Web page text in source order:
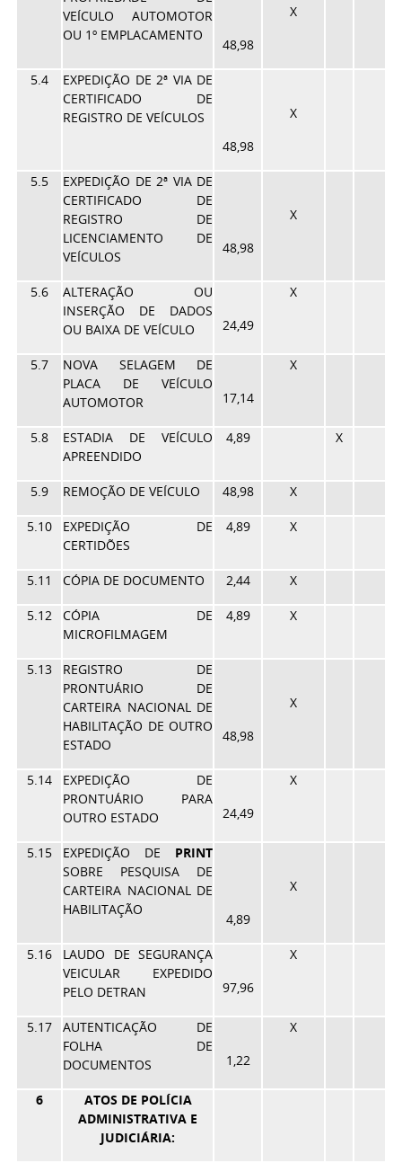
VEÍCULO AUTOMOTOR
OU 1º EMPLACAMENTO
48,98
X
5.4
EXPEDIÇÃO DE 2ª VIA DE
CERTIFICADO DE
REGISTRO DE VEÍCULOS
48,98
X
5.5
EXPEDIÇÃO DE 2ª VIA DE
CERTIFICADO DE
REGISTRO DE
LICENCIAMENTO DE
VEÍCULOS
48,98
X
5.6
ALTERAÇÃO OU
INSERÇÃO DE DADOS
OU BAIXA DE VEÍCULO
24,49
X
5.7
NOVA SELAGEM DE
PLACA DE VEÍCULO
AUTOMOTOR
17,14
X
5.8
ESTADIA DE VEÍCULO
APREENDIDO
4,89 X
5.9 REMOÇÃO DE VEÍCULO 48,98 X
5.10
EXPEDIÇÃO DE
CERTIDÕES
4,89 X
5.11 CÓPIA DE DOCUMENTO 2,44 X
5.12
CÓPIA DE
MICROFILMAGEM
4,89 X
5.13
REGISTRO DE
PRONTUÁRIO DE
CARTEIRA NACIONAL DE
HABILITAÇÃO DE OUTRO
ESTADO
48,98
X
5.14
EXPEDIÇÃO DE
PRONTUÁRIO PARA
OUTRO ESTADO
24,49
X
5.15 EXPEDIÇÃO DE PRINT
SOBRE PESQUISA DE
CARTEIRA NACIONAL DE
HABILITAÇÃO
4,89
X
5.16
LAUDO DE SEGURANÇA
VEICULAR EXPEDIDO
PELO DETRAN
97,96
X
5.17
AUTENTICAÇÃO DE
FOLHA DE
DOCUMENTOS
1,22
X
6
ATOS DE POLÍCIA
ADMINISTRATIVA E
JUDICIÁRIA: